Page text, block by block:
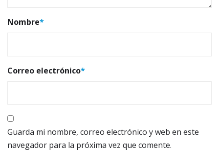
Nombre*
Correo electrónico*
Guarda mi nombre, correo electrónico y web en este
navegador para la próxima vez que comente.